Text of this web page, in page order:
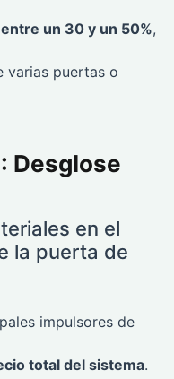
un 30 y un 50%,
varias puertas o
Desglose
en el
la puerta de
impulsores de
total del sistema.